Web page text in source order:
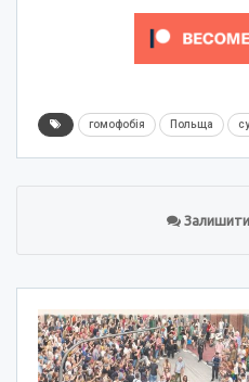
гомофобія Польща